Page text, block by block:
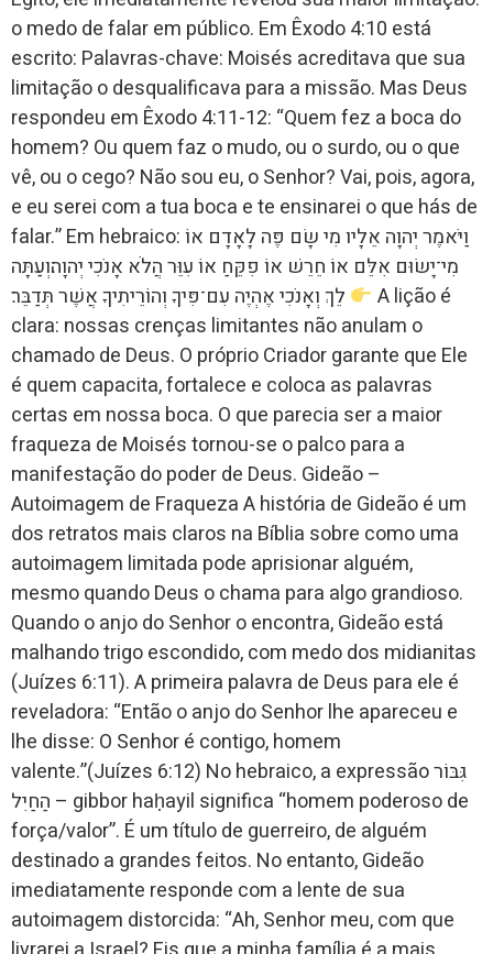
o medo de falar em público. Em Êxodo 4:10 está
escrito: Palavras-chave: Moisés acreditava que sua
limitação o desqualificava para a missão. Mas Deus
respondeu em Êxodo 4:11-12: “Quem fez a boca do
homem? Ou quem faz o mudo, ou o surdo, ou o que
vê, ou o cego? Não sou eu, o Senhor? Vai, pois, agora,
e eu serei com a tua boca e te ensinarei o que hás de
falar.” Em hebraico: וַיֹּאמֶר יְהוָה אֵלָיו מִי שָׂם פֶּה לָאָדָם אוֹ
מִי־יָשׂוּם אִלֵּם אוֹ חֵרֵשׁ אוֹ פִקֵּחַ אוֹ עִוֵּר הֲלֹא אָנֹכִי יְהוָה׃וְעַתָּה
A lição é
clara: nossas crenças limitantes não anulam o
chamado de Deus. O próprio Criador garante que Ele
é quem capacita, fortalece e coloca as palavras
certas em nossa boca. O que parecia ser a maior
fraqueza de Moisés tornou-se o palco para a
manifestação do poder de Deus. Gideão –
Autoimagem de Fraqueza A história de Gideão é um
dos retratos mais claros na Bíblia sobre como uma
autoimagem limitada pode aprisionar alguém,
mesmo quando Deus o chama para algo grandioso.
Quando o anjo do Senhor o encontra, Gideão está
malhando trigo escondido, com medo dos midianitas
(Juízes 6:11). A primeira palavra de Deus para ele é
reveladora: “Então o anjo do Senhor lhe apareceu e
lhe disse: O Senhor é contigo, homem
valente.”(Juízes 6:12) No hebraico, a expressão גִּבּוֹר
הַחַיִל – gibbor haḥayil significa “homem poderoso de
força/valor”. É um título de guerreiro, de alguém
destinado a grandes feitos. No entanto, Gideão
imediatamente responde com a lente de sua
autoimagem distorcida: “Ah, Senhor meu, com que